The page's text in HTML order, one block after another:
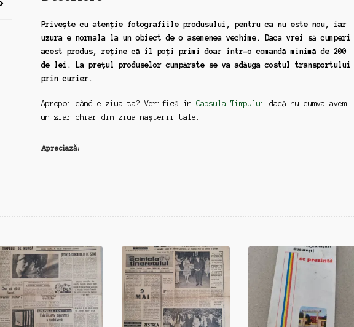
Privește cu atenție fotografiile produsului, pentru ca nu este nou, iar
uzura e normala la un obiect de o asemenea vechime. Daca vrei să cumperi
acest produs, reține că îl poți primi doar într-o comandă minimă de 200
de lei. La prețul produselor cumpărate se va adăuga costul transportului
prin curier.
Apropo: când e ziua ta? Verifică în Capsula Timpului
dacă nu cumva avem
un ziar chiar din ziua nașterii tale.
Apreciază: